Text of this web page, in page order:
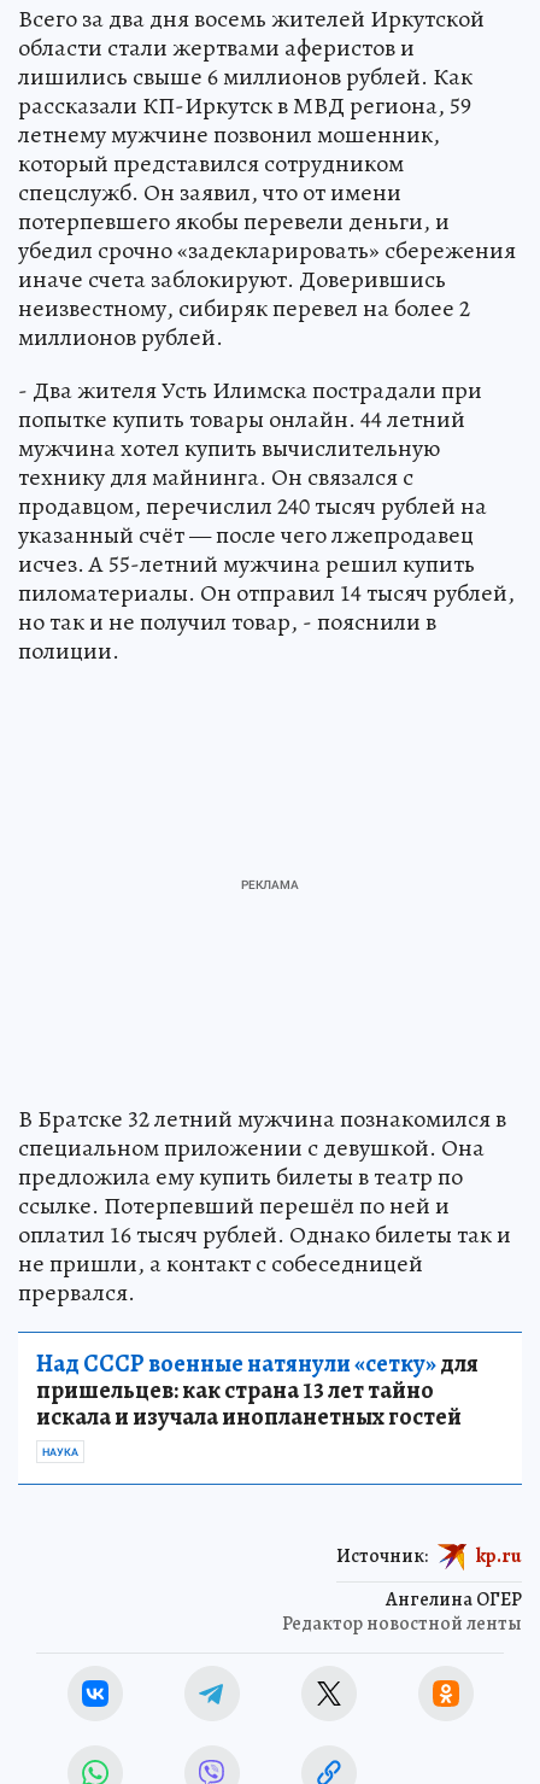
Всего за два дня восемь жителей Иркутской
области стали жертвами аферистов и
лишились свыше 6 миллионов рублей. Как
рассказали КП-Иркутск в МВД региона, 59
летнему мужчине позвонил мошенник,
который представился сотрудником
спецслужб. Он заявил, что от имени
потерпевшего якобы перевели деньги, и
убедил срочно «задекларировать» сбережения
иначе счета заблокируют. Доверившись
неизвестному, сибиряк перевел на более 2
миллионов рублей.
- Два жителя Усть Илимска пострадали при
попытке купить товары онлайн. 44 летний
мужчина хотел купить вычислительную
технику для майнинга. Он связался с
продавцом, перечислил 240 тысяч рублей на
указанный счёт — после чего лжепродавец
исчез. А 55-летний мужчина решил купить
пиломатериалы. Он отправил 14 тысяч рублей,
но так и не получил товар, - пояснили в
полиции.
В Братске 32 летний мужчина познакомился в
специальном приложении с девушкой. Она
предложила ему купить билеты в театр по
ссылке. Потерпевший перешёл по ней и
оплатил 16 тысяч рублей. Однако билеты так и
не пришли, а контакт с собеседницей
прервался.
Над СССР военные натянули «сетку»для
пришельцев: как страна 13 лет тайно
искала и изучала инопланетных гостей
НАУКА
Ангелина ОГЕР
Редактор новостной ленты
Источник: kp.ru